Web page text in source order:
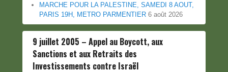
MARCHE POUR LA PALESTINE, SAMEDI 8 AOUT,
PARIS 19H, METRO PARMENTIER 6 août 2026
9 juillet 2005 – Appel au Boycott, aux
Sanctions et aux Retraits des
Investissements contre Israël